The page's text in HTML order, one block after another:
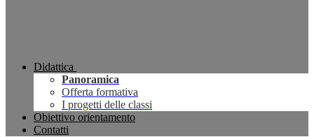
Didattica
Panoramica
Offerta formativa
I progetti delle classi
Obiettivo orientamento
Contatti